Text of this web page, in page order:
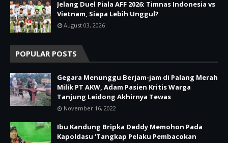
Jelang Duel Piala AFF 2026; Timnas Indonesia vs
Vietnam, Siapa Lebih Unggul?
August 03, 2026
POPULAR POSTS
Gegara Menunggu Berjam-jam di Palang Merah
Milik PT AKW, Adam Pasien Kritis Warga
Tanjung Leidong Akhirnya Tewas
November 16, 2022
Ibu Kandung Bripka Deddy Memohon Pada
Kapoldasu ‘Tangkap Pelaku Pembacokan